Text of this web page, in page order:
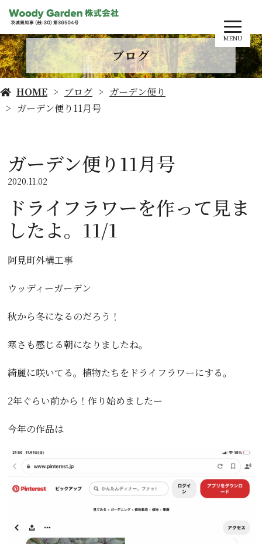
MENU
ブログ
HOME ブログ
ガーデン便り
ガーデン便り11月号
ガーデン便り11月号
2020.11.02
ドライフラワーを作って見ま
したよ。11/1
阿見町外構工事
ウッディーガーデン
秋から冬になるのだろう！
寒さも感じる朝になりましたね。
綺麗に咲いてる。植物たちをドライフラワーにする。
2年ぐらい前から！作り始めましたー
今年の作品は